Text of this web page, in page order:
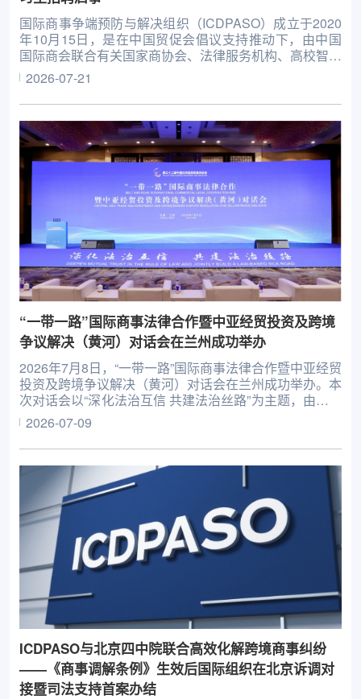
国际商事争端预防与解决组织（ICDPASO）成立于2020
年10月15日，是在中国贸促会倡议支持推动下，由中国
国际商会联合有关国家商协会、法律服务机构、高校智库
等共同发起设立的非政府间国际组织。现有会员单位57
家，涉及近百个国别和地区，地理范围覆盖亚洲、欧洲、
非洲、北美洲、南美洲等。自成立后专注于为全球企业提
供从商事争端预防到争端解决的全链条服务。
2026-07-21
“一带一路”国际商事法律合作暨中亚经贸投资及跨境
争议解决（黄河）对话会在兰州成功举办
2026年7月8日，“一带一路”国际商事法律合作暨中亚经贸
投资及跨境争议解决（黄河）对话会在兰州成功举办。本
次对话会以“深化法治互信 共建法治丝路”为主题，由国际
商事争端预防与解决组织（ICDPASO）、甘肃省政府参
事室、中国国际贸易促进委员会甘肃省委员会主办。
2026-07-09
ICDPASO与北京四中院联合高效化解跨境商事纠纷
——《商事调解条例》生效后国际组织在北京诉调对
接暨司法支持首案办结